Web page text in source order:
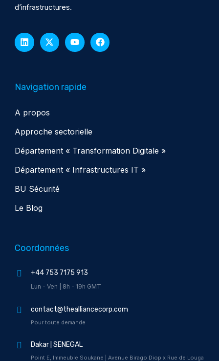
d’infrastructures.
Navigation rapide
A propos
Approche sectorielle
Département « Transformation Digitale »
Département « Infrastructures IT »
BU Sécurité
Le Blog
Coordonnées
+44 753 7175 913
Lun - Ven | 8h - 19h GMT
contact@thealliancecorp.com
Pour toute demande
Dakar | SENEGAL
Point E, Immeuble Soukane | Avenue Birago Diop x Rue de Louga